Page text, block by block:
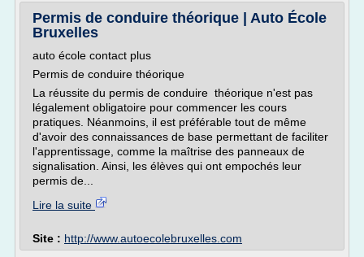
Permis de conduire théorique | Auto École
Bruxelles
auto école contact plus
Permis de conduire théorique
La réussite du permis de conduire théorique n'est pas
légalement obligatoire pour commencer les cours
pratiques. Néanmoins, il est préférable tout de même
d'avoir des connaissances de base permettant de faciliter
l'apprentissage, comme la maîtrise des panneaux de
signalisation. Ainsi, les élèves qui ont empochés leur
permis de...
Lire la suite
Site : http://www.autoecolebruxelles.com